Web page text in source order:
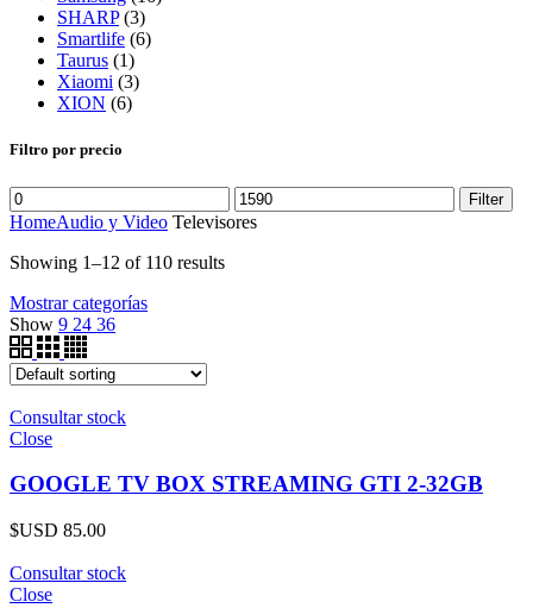
SHARP (3)
Smartlife (6)
Taurus (1)
Xiaomi (3)
XION (6)
Filtro por precio
Filter
HomeAudio y Video Televisores
Showing 1–12 of 110 results
Mostrar categorías
Show 9 24 36
Consultar stock
Close
GOOGLE TV BOX STREAMING GTI 2-32GB
$USD 85.00
Consultar stock
Close